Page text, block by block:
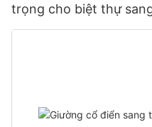
trọng cho biệt thự